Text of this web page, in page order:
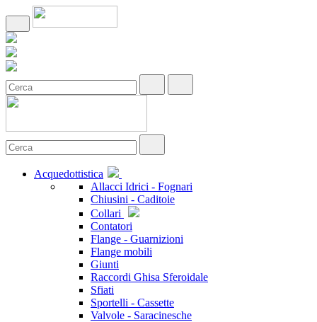
Acquedottistica
Allacci Idrici - Fognari
Chiusini - Caditoie
Collari
Contatori
Flange - Guarnizioni
Flange mobili
Giunti
Raccordi Ghisa Sferoidale
Sfiati
Sportelli - Cassette
Valvole - Saracinesche